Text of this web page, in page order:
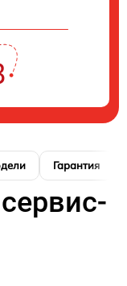
Гарантия